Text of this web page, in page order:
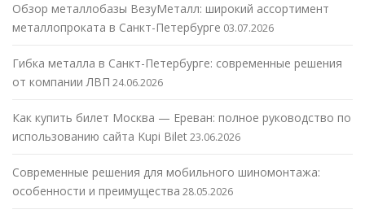
Обзор металлобазы ВезуМеталл: широкий ассортимент
металлопроката в Санкт-Петербурге 03.07.2026
Гибка металла в Санкт-Петербурге: современные решения
от компании ЛВП 24.06.2026
Как купить билет Москва — Ереван: полное руководство по
использованию сайта Kupi Bilet23.06.2026
Современные решения для мобильного шиномонтажа:
особенности и преимущества 28.05.2026